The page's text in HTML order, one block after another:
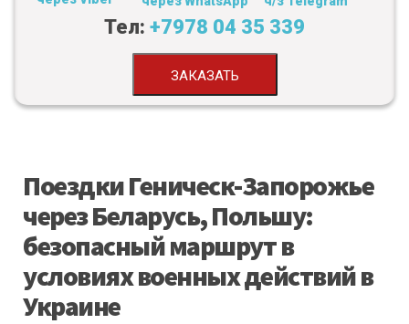
Тел: +7978 04 35 339
ЗАКАЗАТЬ
Поездки Геническ-Запорожье
через Беларусь, Польшу:
безопасный маршрут в
условиях военных действий в
Украине